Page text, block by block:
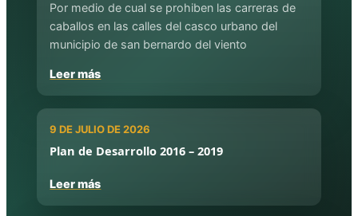
Por medio de cual se prohiben las carreras de
caballos en las calles del casco urbano del
municipio de san bernardo del viento
Leer más
9 DE JULIO DE 2026
Plan de Desarrollo 2016 – 2019
Leer más